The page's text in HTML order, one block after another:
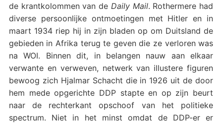
de krantkolommen van de Daily Mail. Rothermere had
diverse persoonlijke ontmoetingen met Hitler en in
maart 1934 riep hij in zijn bladen op om Duitsland de
gebieden in Afrika terug te geven die ze verloren was
na WOI. Binnen dit, in belangen nauw aan elkaar
verwante en verweven, netwerk van illustere figuren
bewoog zich Hjalmar Schacht die in 1926 uit de door
hem mede opgerichte DDP stapte en op zijn beurt
naar de rechterkant opschoof van het politieke
spectrum. Niet in het minst omdat de DDP-er er